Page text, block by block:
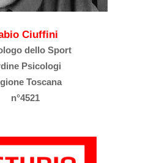
testoCiuffini
dello Sport
Psicologi
Toscana
n°4521